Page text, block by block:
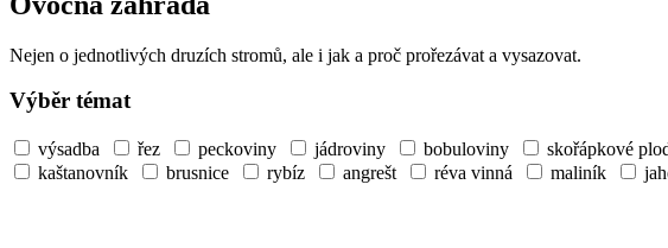
Nejen o jednotlivých druzích stromů, ale i jak a proč prořezávat a vysazovat.
Výběr témat
výsadba řez peckoviny jádroviny bobuloviny skořápkové
kaštanovník
brusnice rybíz angrešt réva vinná maliník